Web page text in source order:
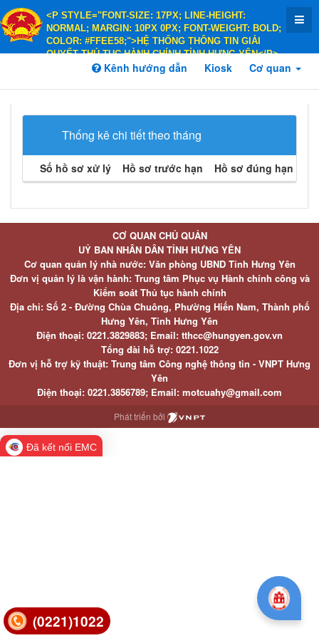
<P STYLE="FONT-SIZE: 17PX; LINE-HEIGHT:
NORMAL; MARGIN: 10PX 0PX; FONT-WEIGHT: BOLD;
COLOR: #FFEE58;">HỆ THỐNG THÔNG TIN GIẢI
QUYẾT THỦ TỤC HÀNH CHÍNH TỈNH HƯNG YÊN</P>
<P STYLE="FONT-SIZE: 14PX; LINE-HEIGHT:
COLOR: #FFEE58;">HÀNH CHÍNH PHỤC VỤ</P>
Kênh hướng dẫn Kiosk Cơ quan
Thống kê chi tiết theo tháng
Số hồ sơ xử lý Hồ sơ trước hạn Hồ sơ đúng hạn
(0221)1022
CƠ QUAN CHỦ QUẢN
UỶ BAN NHÂN DÂN TỈNH HƯNG YÊN
Cơ quan quản lý nhà nước: Văn phòng UBND Tỉnh Hưng Yên
Đơn vị quản lý là vận hành: Trung tâm Phục vụ Hành chính công và
Kiểm soát Thủ tục hành chính
Địa chỉ: Số 2 - Đường Chùa Chuông, Phường Hiến Nam, Thành phố
Hưng Yên, Tỉnh Hưng Yên
Điện thoại: 0221.3829883; Email: tthcc@hungyen.gov.vn
Tổng đài hỗ trợ: 0221.1022
Đơn vị hỗ trợ kỹ thuật: Trung tâm Công nghệ thông tin - VNPT Hưng
Yên
Điện thoại: 0221.3856789; Email: motcuahy@gmail.com
Phát triển bởi
Đã kết nối EMC